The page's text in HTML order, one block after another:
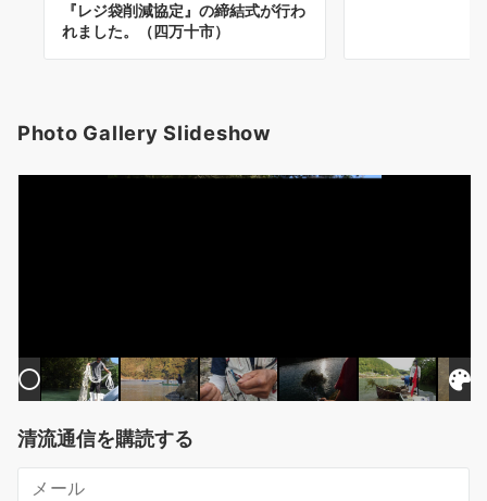
『レジ袋削減協定』の締結式が行わ
れました。（四万十市）
Photo Gallery Slideshow
清流通信を購読する